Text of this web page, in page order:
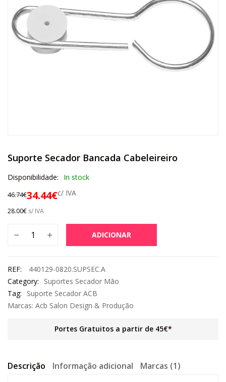
Suporte Secador Bancada Cabeleireiro
Disponibilidade: In stock
46.74€34.44€c/ IVA
28.00€ s/ IVA
ADICIONAR
REF:
440129-0820.SUPSEC.A
Category:
Suportes Secador Mão
Tag:
Suporte Secador ACB
Marcas: Acb Salon Design & Produção
Portes Gratuitos a partir de 45€*
Descrição Informação adicional Marcas (1)